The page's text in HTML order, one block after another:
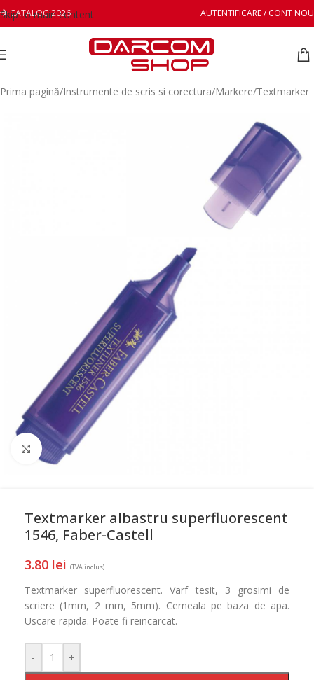
Skip to main content
CATALOG 2026 AUTENTIFICARE / CONT NOU
Prima pagină/Instrumente de scris si corectura/Markere/Textmarker
Mareste
Textmarker albastru superfluorescent
1546, Faber-Castell
3.80 lei (TVA inclus)
Textmarker superfluorescent. Varf tesit, 3 grosimi de
scriere (1mm, 2 mm, 5mm). Cerneala pe baza de apa.
Uscare rapida. Poate fi reincarcat.
- +